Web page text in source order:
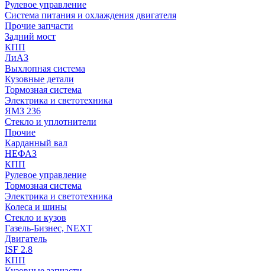
Рулевое управление
Система питания и охлаждения двигателя
Прочие запчасти
Задний мост
КПП
ЛиАЗ
Выхлопная система
Кузовные детали
Тормозная система
Электрика и светотехника
ЯМЗ 236
Стекло и уплотнители
Прочие
Карданный вал
НЕФАЗ
КПП
Рулевое управление
Тормозная система
Электрика и светотехника
Колеса и шины
Стекло и кузов
Газель-Бизнес, NEXT
Двигатель
ISF 2.8
КПП